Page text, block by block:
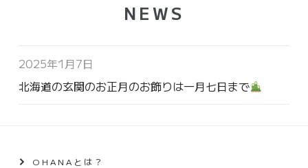
NEWS
2025年1月7日
北海道の玄関のお正月のお飾りは一月七日まで
OHANAとは？